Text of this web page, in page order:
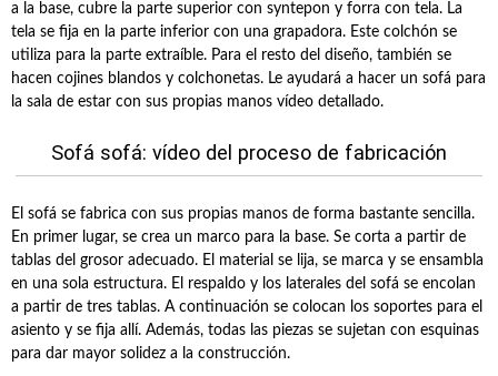
a la base, cubre la parte superior con syntepon y forra con tela. La
tela se fija en la parte inferior con una grapadora. Este colchón se
utiliza para la parte extraíble. Para el resto del diseño, también se
hacen cojines blandos y colchonetas. Le ayudará a hacer un sofá para
la sala de estar con sus propias manos vídeo detallado.
Sofá sofá: vídeo del proceso de fabricación
El sofá se fabrica con sus propias manos de forma bastante sencilla.
En primer lugar, se crea un marco para la base. Se corta a partir de
tablas del grosor adecuado. El material se lija, se marca y se ensambla
en una sola estructura. El respaldo y los laterales del sofá se encolan
a partir de tres tablas. A continuación se colocan los soportes para el
asiento y se fija allí. Además, todas las piezas se sujetan con esquinas
para dar mayor solidez a la construcción.